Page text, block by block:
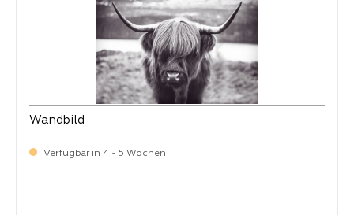
Wandbild
Verfügbar in 4 - 5 Wochen